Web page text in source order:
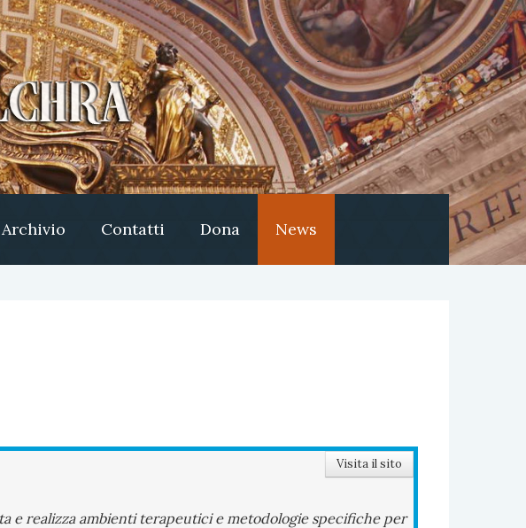
Archivio Contatti Dona News
Visita il sito
e realizza ambienti terapeutici e metodologie specifiche per